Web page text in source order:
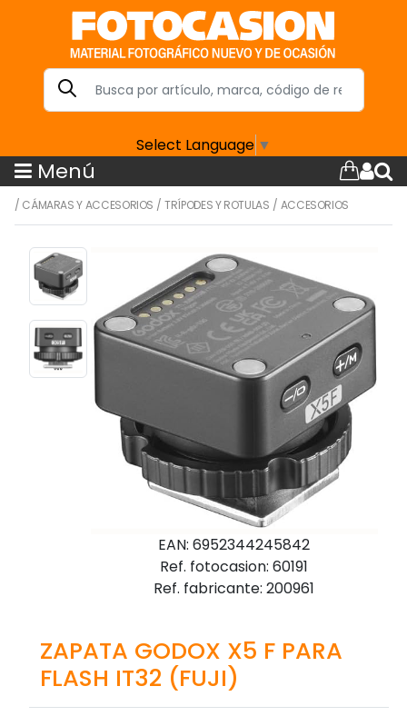
Select Language ▼
Menú
/ CÁMARAS Y ACCESORIOS /TRÍPODES Y ROTULAS / ACCESORIOS
EAN: 6952344245842
Ref. fotocasion: 60191
Ref. fabricante: 200961
ZAPATA GODOX X5 F PARA
FLASH IT32 (FUJI)